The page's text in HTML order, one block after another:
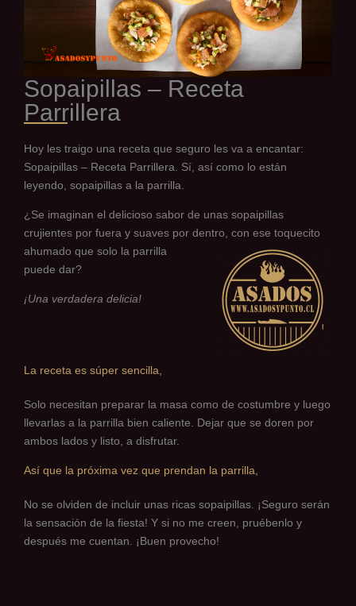
Sopaipillas – Receta
Parrillera
Hoy les traigo una receta que seguro les va a encantar:
Sopaipillas – Receta Parrillera. Sí, así como lo están
leyendo, sopaipillas a la parrilla.
¿Se imaginan el delicioso sabor de unas sopaipillas
crujientes por fuera y suaves por dentro, con ese toquecito
ahumado que solo la parrilla
puede dar?
¡Una verdadera delicia!
La receta es súper sencilla,
Solo necesitan preparar la masa como de costumbre y luego
llevarlas a la parrilla bien caliente. Dejar que se doren por
ambos lados y listo, a disfrutar.
Así que la próxima vez que prendan la parrilla,
No se olviden de incluir unas ricas sopaipillas. ¡Seguro serán
la sensación de la fiesta! Y si no me creen, pruébenlo y
después me cuentan. ¡Buen provecho!